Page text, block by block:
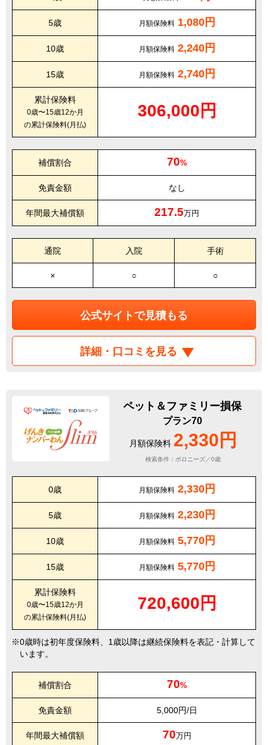
5歳 月額保険料 1,080円
10歳 月額保険料 2,240円
15歳 月額保険料 2,740円
累計保険料
0歳〜15歳12か月
の累計保険料(月払)
306,000円
補償割合 70%
免責金額 なし
年間最大補償額 217.5万円
通院 入院 手術
× ○ ○
公式サイトで見積もる
詳細・口コミを見る
ペット＆ファミリー損保
プラン70
月額保険料 2,330円
検索条件：ボロニーズ／0歳
0歳 月額保険料 2,330円
5歳 月額保険料 2,230円
10歳 月額保険料 5,770円
15歳 月額保険料 5,770円
累計保険料
0歳〜15歳12か月
の累計保険料(月払)
720,600円
0歳時は初年度保険料、1歳以降は継続保険料を表記・計算して
います。
補償割合 70%
免責金額 5,000円/日
年間最大補償額 70万円